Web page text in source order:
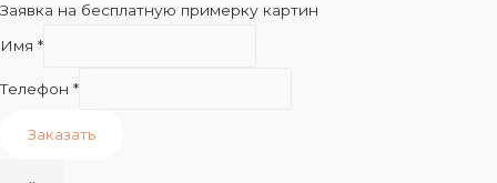
Заявка на бесплатную примерку картин
Имя *
Телефон *
Заказать